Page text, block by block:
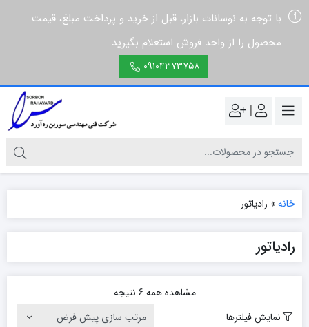
با توجه به نوسانات بازار، قبل از خرید و پرداخت مبلغ، قیمت
محصول را از واحد فروش استعلام بگیرید.
۰۹۱۰۴۳۷۳۷۵۸
|
خانه » رادیاتور
رادیاتور
مشاهده همه 6 نتیجه
نمایش فیلترها